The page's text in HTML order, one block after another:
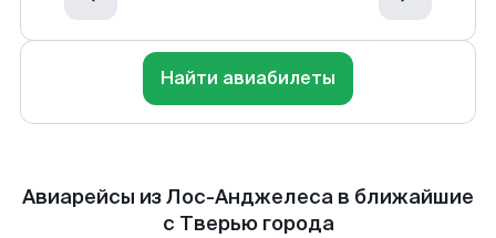
Найти авиабилеты
Авиарейсы из Лос-Анджелеса в ближайшие
с Тверью города